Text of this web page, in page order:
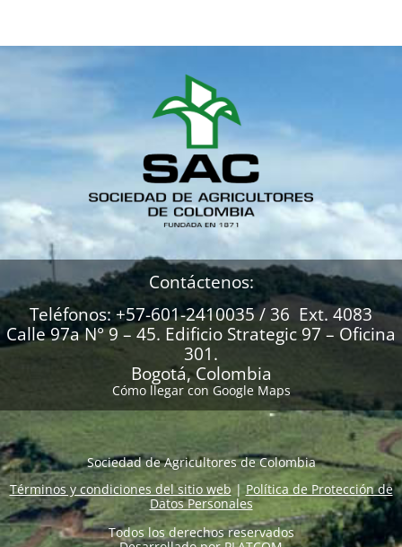
Contáctenos:
Teléfonos: +57-601-2410035 / 36 Ext. 4083
Calle 97a N° 9 – 45. Edificio Strategic 97 – Oficina
301.
Bogotá, Colombia
Cómo llegar con Google Maps
Sociedad de Agricultores de Colombia
Términos y condiciones del sitio web|Política de Protección de
Datos Personales
Todos los derechos reservados